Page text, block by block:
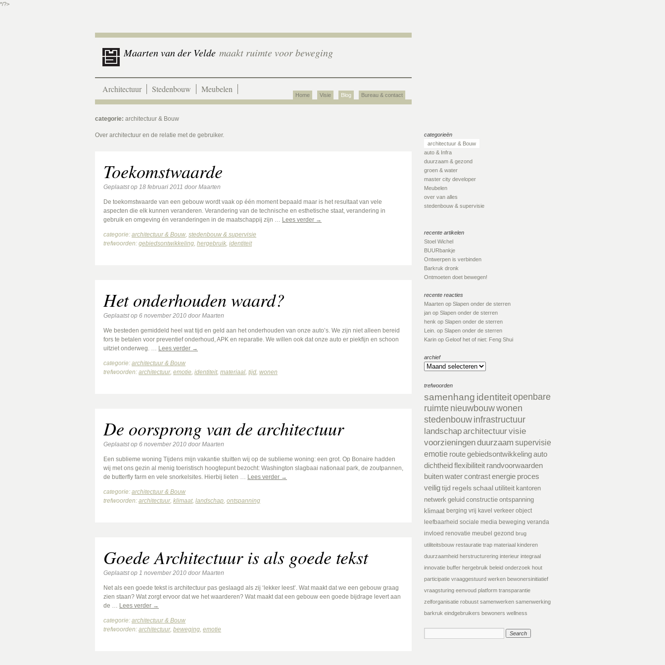
*/?>
Maarten van der Velde maakt ruimte voor beweging
Architectuur Stedenbouw Meubelen
Home Visie Blog Bureau & contact
categorie: architectuur & Bouw
Over architectuur en de relatie met de gebruiker.
Toekomstwaarde
Geplaatst op 18 februari 2011 door Maarten
De toekomstwaarde van een gebouw wordt vaak op één moment bepaald maar is het resultaat van vele
aspecten die elk kunnen veranderen. Verandering van de technische en esthetische staat, verandering in
gebruik en omgeving én veranderingen in de maatschappij zijn … Lees verder →
categorie: architectuur & Bouw, stedenbouw & supervisie
trefwoorden: gebiedsontwikkeling, hergebruik, identiteit
Het onderhouden waard?
Geplaatst op 6 november 2010 door Maarten
We besteden gemiddeld heel wat tijd en geld aan het onderhouden van onze auto’s. We zijn niet alleen bereid
fors te betalen voor preventief onderhoud, APK en reparatie. We willen ook dat onze auto er piekfijn en schoon
uitziet onderweg. … Lees verder →
categorie: architectuur & Bouw
trefwoorden: architectuur, emotie, identiteit, materiaal, tijd, wonen
De oorsprong van de architectuur
Geplaatst op 6 november 2010 door Maarten
Een sublieme woning Tijdens mijn vakantie stuitten wij op de sublieme woning: een grot. Op Bonaire hadden
wij met ons gezin al menig toeristisch hoogtepunt bezocht: Washington slagbaai nationaal park, de zoutpannen,
de butterfly farm en vele snorkelsites. Hierbij lieten … Lees verder →
categorie: architectuur & Bouw
trefwoorden: architectuur, klimaat, landschap, ontspanning
Goede Architectuur is als goede tekst
Geplaatst op 1 november 2010 door Maarten
Net als een goede tekst is architectuur pas geslaagd als zij ‘lekker leest’. Wat maakt dat we een gebouw graag
zien staan? Wat zorgt ervoor dat we het waarderen? Wat maakt dat een gebouw een goede bijdrage levert aan
de … Lees verder →
categorie: architectuur & Bouw
trefwoorden: architectuur, beweging, emotie
categorieën
architectuur & Bouw
auto & Infra
duurzaam & gezond
groen & water
master city developer
Meubelen
over van alles
stedenbouw & supervisie
recente artikelen
Stoel Wichel
BUURbankje
Ontwerpen is verbinden
Barkruk dronk
Ontmoeten doet bewegen!
recente reacties
Maarten op Slapen onder de sterren
jan op Slapen onder de sterren
henk op Slapen onder de sterren
Lein. op Slapen onder de sterren
Karin op Geloof het of niet: Feng Shui
archief
trefwoorden
samenhang identiteitopenbare
ruimte nieuwbouwwonen
stedenbouw infrastructuur
landschaparchitectuurvisie
voorzieningenduurzaam supervisie
emotie routegebiedsontwikkelingauto
dichtheidflexibiliteit randvoorwaarden
buitenwatercontrastenergie proces
veiligtijd regelsschaal utiliteit kantoren
netwerk geluid constructie ontspanning
klimaat berging vrij kavel verkeer object
leefbaarheid sociale media beweging veranda
invloed renovatie meubel gezond brug
utiliteitsbouw restauratie trap materiaal kinderen
duurzaamheid herstructurering interieur integraal
innovatie buffer hergebruik beleid onderzoek hout
participatie vraaggestuurd werken bewonersinitiatief
vraagsturing eenvoud platform transparantie
zelforganisatie robuust samenwerken samenwerking
barkruk eindgebruikers bewoners wellness